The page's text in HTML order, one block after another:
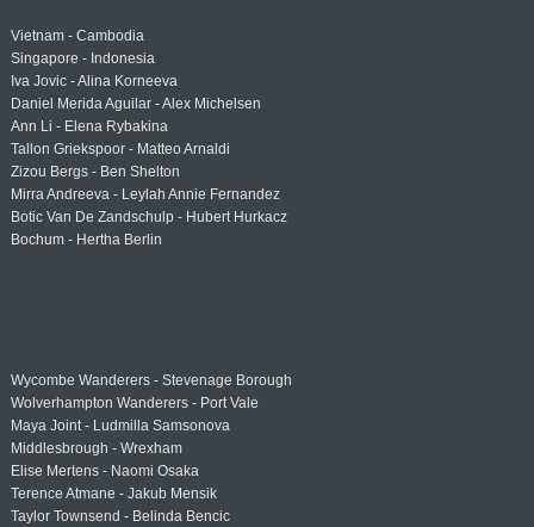
Vietnam - Cambodia
Singapore - Indonesia
Iva Jovic - Alina Korneeva
Daniel Merida Aguilar - Alex Michelsen
Ann Li - Elena Rybakina
Tallon Griekspoor - Matteo Arnaldi
Zizou Bergs - Ben Shelton
Mirra Andreeva - Leylah Annie Fernandez
Botic Van De Zandschulp - Hubert Hurkacz
Bochum - Hertha Berlin
Wycombe Wanderers - Stevenage Borough
Wolverhampton Wanderers - Port Vale
Maya Joint - Ludmilla Samsonova
Middlesbrough - Wrexham
Elise Mertens - Naomi Osaka
Terence Atmane - Jakub Mensik
Taylor Townsend - Belinda Bencic